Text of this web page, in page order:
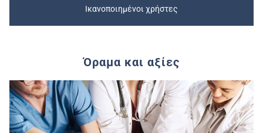
Ικανοποιημένοι χρήστες
Όραμα και αξίες